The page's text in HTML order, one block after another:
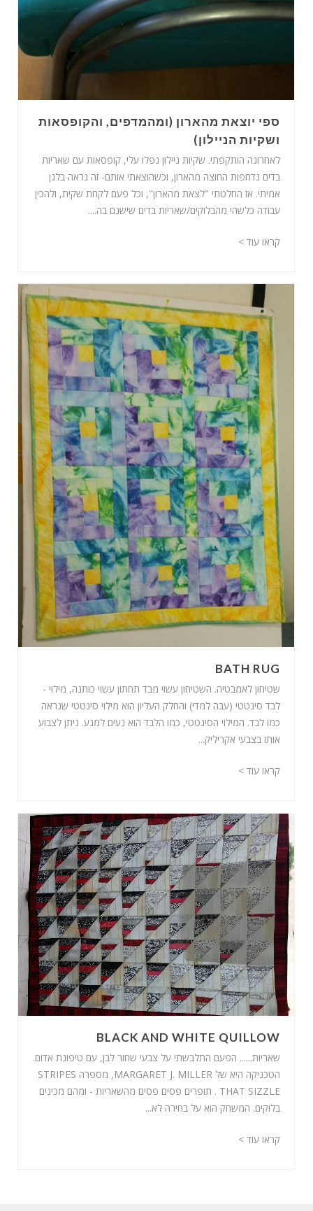
ספי יוצאת מהארון (ומהמדפים, והקופסאות
ושקיות הניילון)
לאחרונה הותקפתי. שקיות ניילון נפלו עלי, קופסאות עם שאריות
בדים נדחפות החוצה מהארון, וכשהוצאתי אותם- זה נראה בלגן
אמיתי. אז החלטתי "לצאת מהארון", וכל פעם לקחת שקית, ולהכין
עבודה כלשהי מהבלוקים/שאריות בדים שישנם בה....
קראו עוד >
BATH RUG
שטיחון לאמבטיה. השטיחון עשוי מבד תחתון עשוי כותנה, מילוי -
לבד סינטטי (עבה למדי) והחלק העליון הוא מילוי סינטטי שנראה
כמו לבד. המילוי הסינטטי, כמו הלבד הוא נעים למגע. ניתן לצבוע
אותו בצבעי אקריליק...
קראו עוד >
BLACK AND WHITE QUILLOW
שאריות...... הפעם התלבשתי על צבעי שחור לבן, עם טיפונת אדום.
הטכניקה היא של MARGARET J. MILLER, מספרה STRIPES
THAT SIZZLE . תופרים פסים פסים מהשאריות - ומהם מכינים
בלוקים. המשחק הוא על בחירה לא...
קראו עוד >